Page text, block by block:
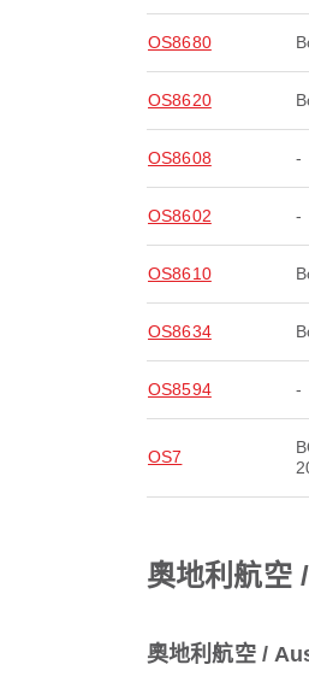
OS8680
OS8620
OS8608 -
OS8602 -
OS8610
OS8634
OS8594 -
OS7
奧地利航空
奧地利航空 /